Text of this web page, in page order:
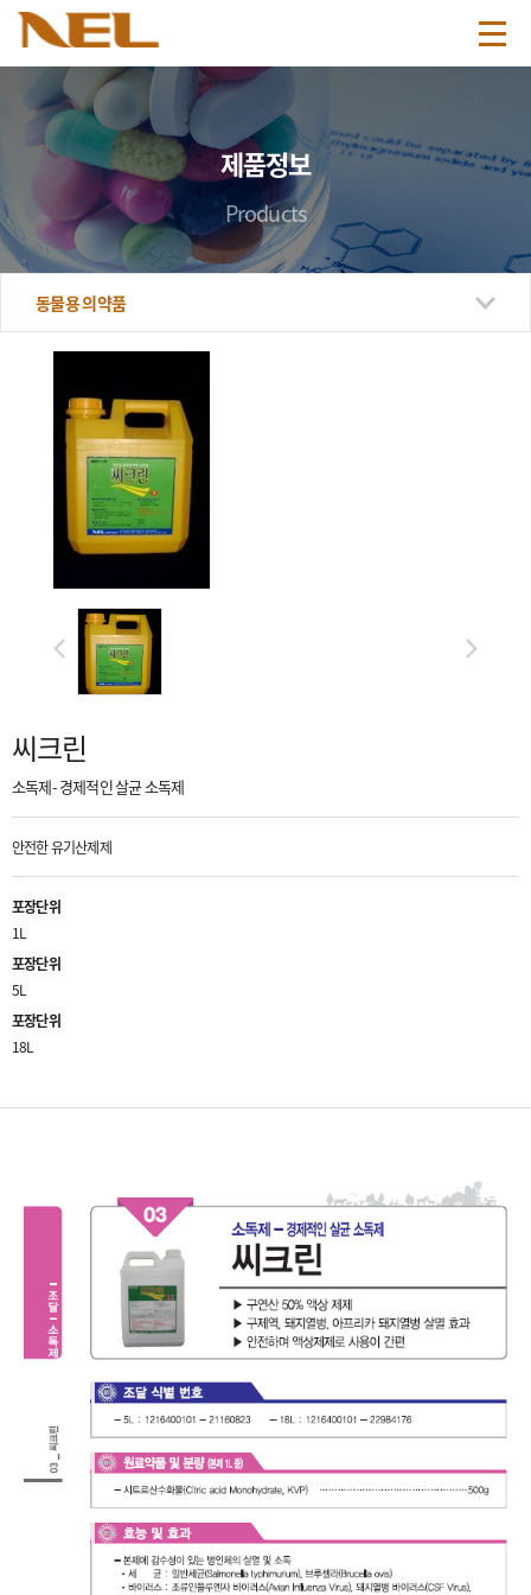
제품정보
Products
동물용 의약품
씨크린
소독제- 경제적인 살균 소독제
안전한 유기산제제
포장단위
1L
포장단위
5L
포장단위
18L